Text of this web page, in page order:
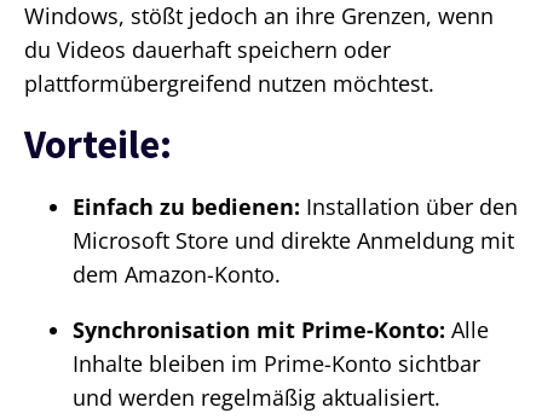
Windows, stößt jedoch an ihre Grenzen, wenn
du Videos dauerhaft speichern oder
plattformübergreifend nutzen möchtest.
Vorteile:
Einfach zu bedienen: Installation über den
Microsoft Store und direkte Anmeldung mit
dem Amazon-Konto.
Synchronisation mit Prime-Konto: Alle
Inhalte bleiben im Prime-Konto sichtbar
und werden regelmäßig aktualisiert.